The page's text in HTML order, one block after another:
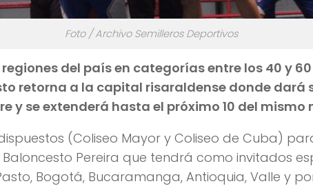
Foto / Archivo Semilleros Deportivos
del país en categorías entre los 40 y
retorna a la capital risaraldense donde dará
y se extenderá hasta el próximo 10 del mismo
(Coliseo Mayor y Coliseo de Cuba)
Baloncesto Pereira que tendrá como invitados
Bogotá, Bucaramanga, Antioquia, Valle y